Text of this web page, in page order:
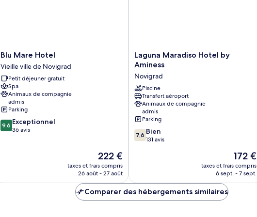
Blu
Mare
Hotel
Vieille
ville
de
Novigrad
Blu Mare Hotel
Vieille ville de Novigrad
Petit déjeuner gratuit
Spa
Animaux de compagnie
admis
Parking
9.6
sur
9,6 Exceptionnel
36 avis
Le
nouveau
prix
de
222 €
222 €
taxes et frais compris
26 août - 27 août
Laguna
Maradiso
by
Aminess
Novigrad
Laguna Maradiso Hotel by
Aminess
Novigrad
Piscine
Transfert aéroport
Animaux de compagnie
admis
Parking
7.6
sur
7,6 Bien
131 avis
Le
nouveau
prix
172 €
taxes et frais compris
6 sept. - 7 sept.
Comparer des hébergements similaires